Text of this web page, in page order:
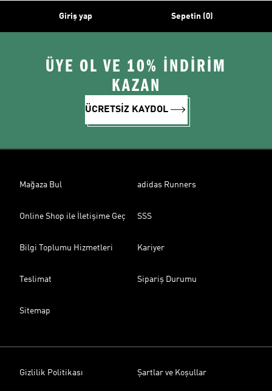
Giriş yap Sepetin (0)
ÜYE OL VE 10% İNDİRİM
KAZAN
ÜCRETSİZ KAYDOL
Mağaza Bul adidas Runners
Online Shop ile İletişime Geç SSS
Bilgi Toplumu Hizmetleri Kariyer
Teslimat Sipariş Durumu
Sitemap
Gizlilik Politikası Şartlar ve Koşullar